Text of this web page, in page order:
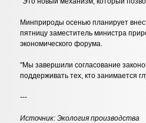
Минприроды осенью планирует
пятницу заместитель министра
экономического форума.
"Мы завершили согласование
поддерживать тех, кто занимается
---
Источник:Экология производства